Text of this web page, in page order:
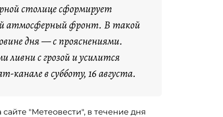
столице сформирует
атмосферный фронт. В такой
дня — с прояснениями.
с грозой и усилится
канале в субботу, 16 августа.
"Метеовести", в течение дня